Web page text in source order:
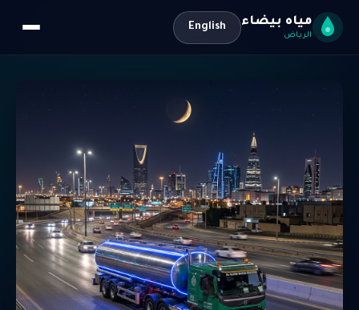
مياه بيضاء
الرياض
English